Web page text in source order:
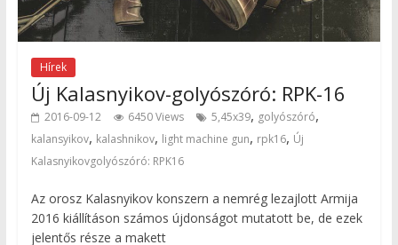
Hírek
Új Kalasnyikov-golyószóró: RPK-16
2016-09-12 6450 Views 5,45x39, golyószóró,
kalansyikov, kalashnikov, light machine gun, rpk16, Új
Kalasnyikovgolyószóró: RPK16
Az orosz Kalasnyikov konszern a nemrég lezajlott Armija
2016 kiállításon számos újdonságot mutatott be, de ezek
jelentős része a makett